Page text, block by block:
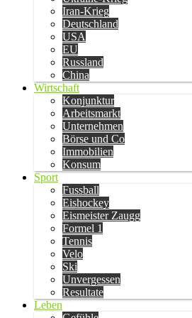
Iran-Krieg
Deutschland
USA
EU
Russland
China
Wirtschaft
Konjunktur
Arbeitsmarkt
Unternehmen
Börse und Co
Immobilien
Konsum
Sport
Fussball
Eishockey
Eismeister Zaugg
Formel 1
Tennis
Velo
Ski
Unvergessen
Resultate
Leben